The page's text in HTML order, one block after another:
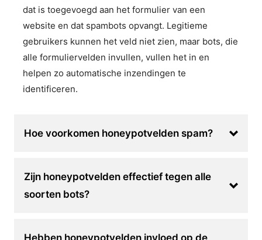
dat is toegevoegd aan het formulier van een
website en dat spambots opvangt. Legitieme
gebruikers kunnen het veld niet zien, maar bots, die
alle formuliervelden invullen, vullen het in en
helpen zo automatische inzendingen te
identificeren.
Hoe voorkomen honeypotvelden spam?
Zijn honeypotvelden effectief tegen alle
soorten bots?
Hebben honeypotvelden invloed op de